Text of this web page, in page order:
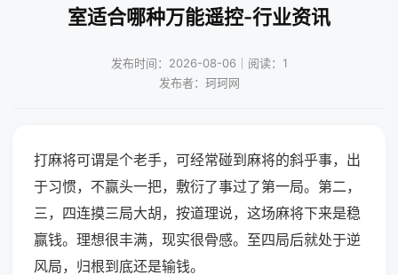
室适合哪种万能遥控-行业资讯
发布时间：2026-08-06｜阅读：1
发布者：珂珂网
打麻将可谓是个老手，可经常碰到麻将的斜乎事，出
于习惯，不赢头一把，敷衍了事过了第一局。第二，
三，四连摸三局大胡，按道理说，这场麻将下来是稳
赢钱。理想很丰满，现实很骨感。至四局后就处于逆
风局，归根到底还是输钱。